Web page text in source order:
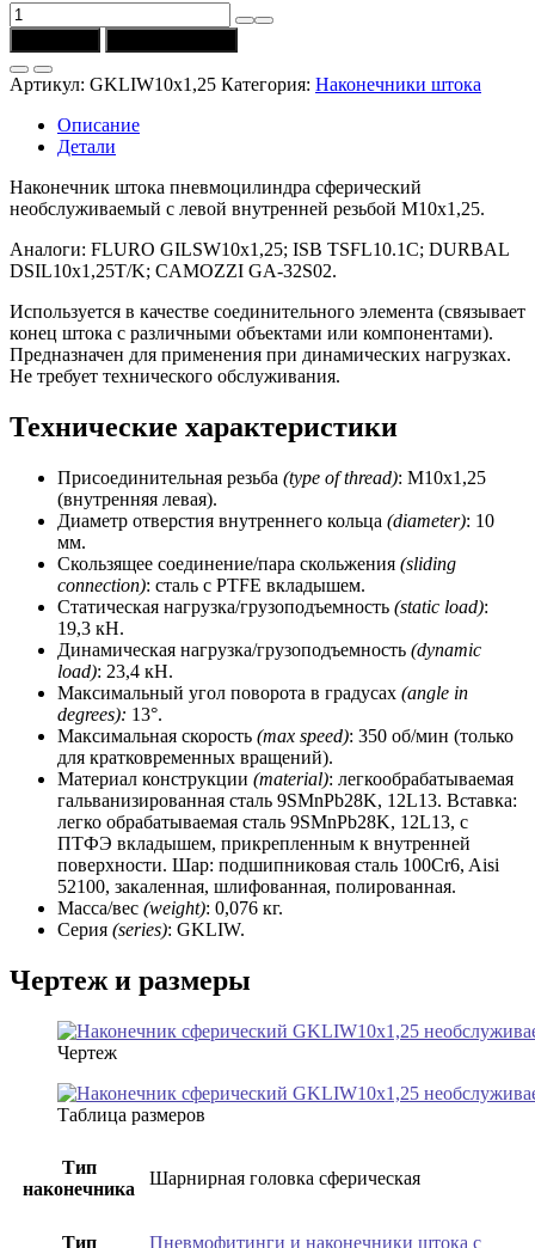
Количество
товара
Наконечник
сферический
GKLIW10x1,25
необслуживаемый
резьбой
M10x1,25
(FLURO)
Артикул: GKLIW10x1,25 Категория: Наконечники штока
Описание
Детали
Наконечник штока пневмоцилиндра сферический
необслуживаемый с левой внутренней резьбой M10х1,25.
Аналоги: FLURO GILSW10x1,25; ISB TSFL10.1C; DURBAL
DSIL10x1,25T/K; CAMOZZI GA-32S02.
Используется в качестве соединительного элемента (связывает
конец штока с различными объектами или компонентами).
Предназначен для применения при динамических нагрузках.
Не требует технического обслуживания.
Технические характеристики
Присоединительная резьба (type of thread): M10х1,25
(внутренняя левая).
Диаметр отверстия внутреннего кольца (diameter): 10
мм.
Скользящее соединение/пара скольжения (sliding
connection): сталь с PTFE вкладышем.
Статическая нагрузка/грузоподъемность (static load):
19,3 кН.
Динамическая нагрузка/грузоподъемность (dynamic
load): 23,4 кН.
Максимальный угол поворота в градусах (angle in
degrees): 13°.
Максимальная скорость (max speed): 350 об/мин (только
для кратковременных вращений).
Материал конструкции (material): легкообрабатываемая
гальванизированная сталь 9SMnPb28K, 12L13. Вставка:
легко обрабатываемая сталь 9SMnPb28K, 12L13, с
ПТФЭ вкладышем, прикрепленным к внутренней
поверхности. Шар: подшипниковая сталь 100Cr6, Aisi
52100, закаленная, шлифованная, полированная.
Масса/вес (weight): 0,076 кг.
Серия (series): GKLIW.
Чертеж и размеры
Чертеж
Таблица размеров
Тип
наконечника
Шарнирная головка сферическая
Тип
Пневмофитинги и наконечники штока с